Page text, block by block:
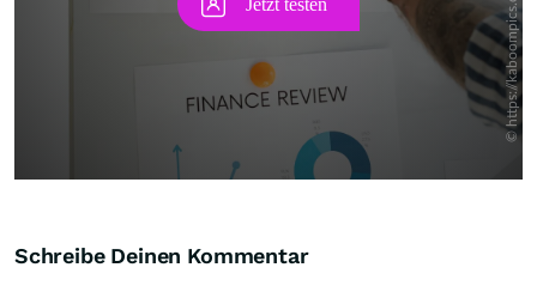
Schreibe Deinen Kommentar